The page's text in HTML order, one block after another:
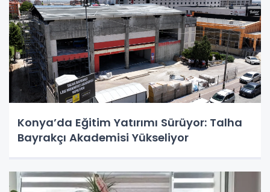
Konya’da Eğitim Yatırımı Sürüyor: Talha
Bayrakçı Akademisi Yükseliyor